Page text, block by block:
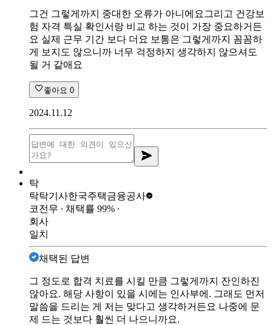
그건 그렇게까지 중대한 오류가 아니에요그리고 건강보
험 자격 특실 확인서랑 비교 하는 것이 가장 중요하거든
요 실제 근무 기간 보다 더요 보통은 그렇게까지 꼼꼼하
게 보지도 않으니까 너무 걱정하지 생각하지 않으셔도
될 거 같애요
좋아요 0
2024.11.12
탁
탁탁기사한국주택금융공사
코전무 ∙ 채택률 99% ∙
회사
일치
채택된 답변
그 정도로 합격 치료를 시킬 만큼 그렇게까지 잔인하진
않아요. 해당 사항이 있을 시에는 인사부에. 그래도 먼저
말씀을 드리는 게 저는 맞다고 생각하거든요 나중에 문
제 드는 것보다 훨씬 더 나으니까요.